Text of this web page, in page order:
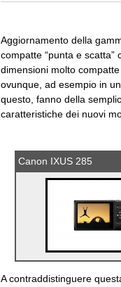
Aggiornamento della
compatte “punta e scatta”
dimensioni molto
ovunque, ad esempio in
questo, fanno della
caratteristiche dei nuovi
Canon IXUS 285
A contraddistinguere